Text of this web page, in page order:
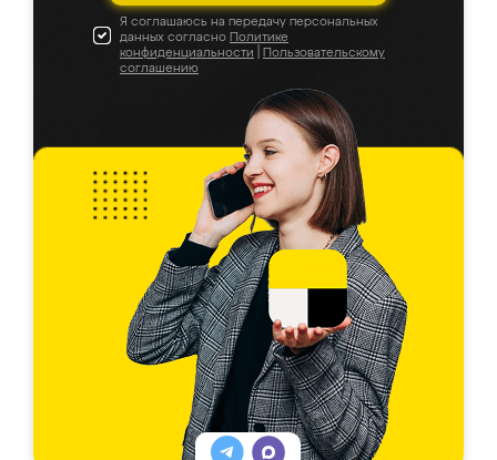
Я соглашаюсь на передачу персональных
данных согласно Политике
конфиденциальности
Пользовательскому
соглашению